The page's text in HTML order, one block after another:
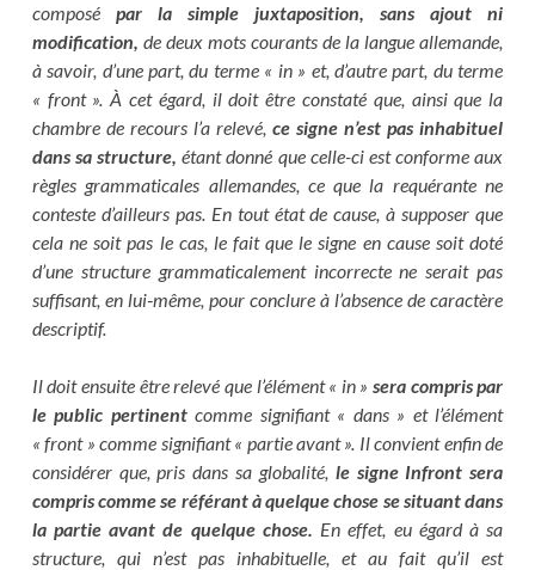
composé par la simple juxtaposition, sans ajout ni
modification, de deux mots courants de la langue allemande,
à savoir, d’une part, du terme « in » et, d’autre part, du terme
« front ». À cet égard, il doit être constaté que, ainsi que la
chambre de recours l’a relevé,ce signe n’est pas inhabituel
dans sa structure,étant donné que celle-ci est conforme aux
règles grammaticales allemandes, ce que la requérante ne
conteste d’ailleurs pas. En tout état de cause, à supposer que
cela ne soit pas le cas, le fait que le signe en cause soit doté
d’une structure grammaticalement incorrecte ne serait pas
suffisant, en lui‑même, pour conclure à l’absence de caractère
descriptif.
Il doit ensuite être relevé que l’élément « in » sera compris par
le public pertinentcomme signifiant « dans » et l’élément
« front » comme signifiant « partie avant ». Il convient enfin de
considérer que, pris dans sa globalité, le signe Infront sera
compris comme se référant à quelque chose se situant dans
la partie avant de quelque chose. En effet, eu égard à sa
structure, qui n’est pas inhabituelle, et au fait qu’il est